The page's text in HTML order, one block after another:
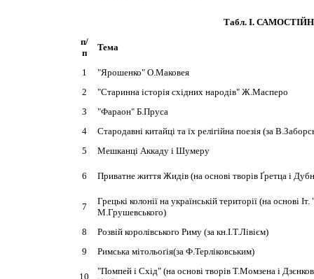
Табл. І.
п/
п
Тема
1
"Ярошенко" О.Маковея
2
"Старинна історія східних народів" Ж.Масперо
3
"Фараон" Б.Пруса
4
Стародавні китайці та їх релігійна поезія (за
5
Мешканці Аккаду і Шумеру
6 Приватне життя Жидів (на основі творів Ґретца і
7
Грецькі колонії на українській території (на основі
М.Грушевського)
8
Розвій королівського Риму (за кн.І.Т.Лівієм)
9
Римська мітольоґія(за Ф.Терліковським)
10
"Помпей і Схід" (на основі творів Т.Момзена і